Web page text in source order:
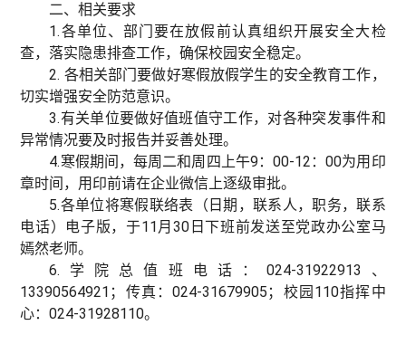
二、相关要求
1.各单位、部门要在放假前认真组织开展安全大检
查，落实隐患排查工作，确保校园安全稳定。
2. 各相关部门要做好寒假放假学生的安全教育工作，
切实增强安全防范意识。
3.有关单位要做好值班值守工作，对各种突发事件和
异常情况要及时报告并妥善处理。
4.寒假期间，每周二和周四上午9：00-12：00为用印
章时间，用印前请在企业微信上逐级审批。
5.各单位将寒假联络表（日期，联系人，职务，联系
电话）电子版，于11月30日下班前发送至党政办公室马
嫣然老师。
6.学院总值班电话：024-31922913、
13390564921；传真：024-31679905；校园110指挥中
心：024-31928110。